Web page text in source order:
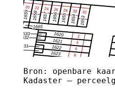
Bron: openbare
Kadaster —